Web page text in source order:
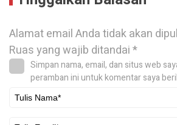
Alamat email Anda tidak akan
Ruas yang wajib ditandai*
Simpan nama, email, dan situs web
peramban ini untuk komentar saya